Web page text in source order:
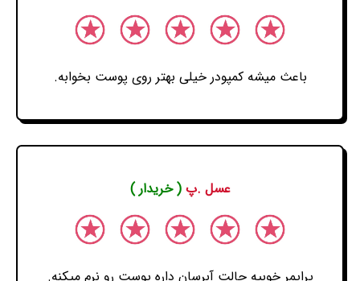
باعث میشه کمپودر خیلی بهتر روی پوست بخوابه.
عسل .پ( خریدار )
پرایمر خوبیه حالت آبرسان داره پوست رو نرم میکنه.